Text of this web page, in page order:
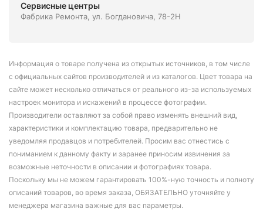
Сервисные центры
Фабрика Ремонта, ул. Богдановича, 78-2Н
Информация о товаре получена из открытых источников, в том числе
с официальных сайтов производителей и из каталогов. Цвет товара на
сайте может несколько отличаться от реального из-за используемых
настроек монитора и искажений в процессе фотографии.
Производители оставляют за собой право изменять внешний вид,
характеристики и комплектацию товара, предварительно не
уведомляя продавцов и потребителей. Просим вас отнестись с
пониманием к данному факту и заранее приносим извинения за
возможные неточности в описании и фотографиях товара.
Поскольку мы не можем гарантировать 100%-ную точность и полноту
описаний товаров, во время заказа, ОБЯЗАТЕЛЬНО уточняйте у
менеджера магазина важные для вас параметры.